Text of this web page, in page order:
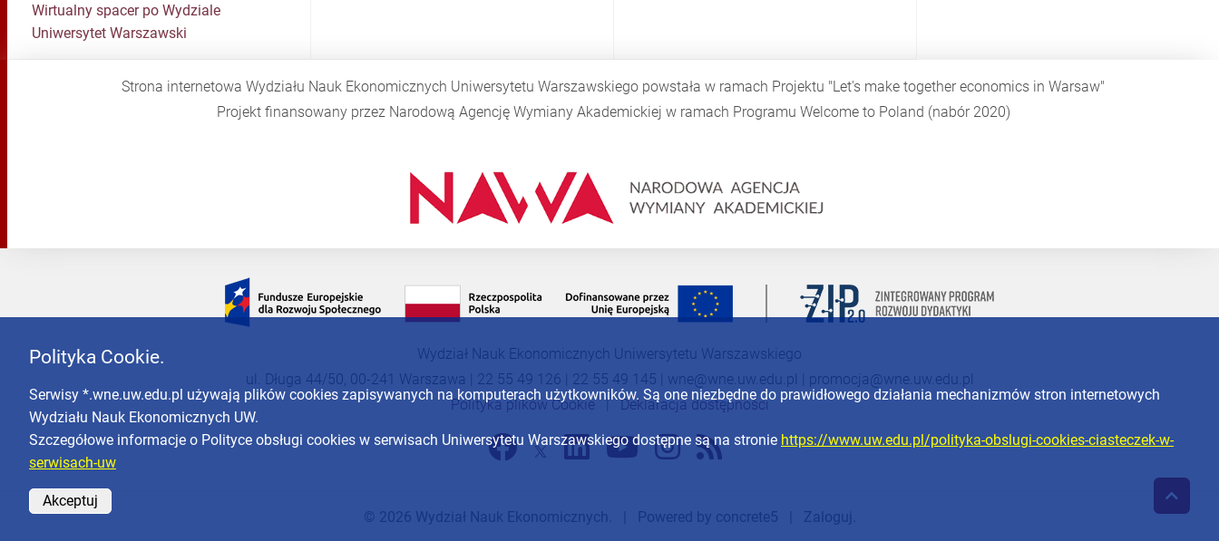
Wirtualny spacer po Wydziale
Uniwersytet Warszawski
Strona internetowa Wydziału Nauk Ekonomicznych Uniwersytetu Warszawskiego powstała w ramach Projektu "Let's make together economics in Warsaw"
Projekt finansowany przez Narodową Agencję Wymiany Akademickiej w ramach Programu Welcome to Poland (nabór 2020)
Wydział Nauk Ekonomicznych Uniwersytetu Warszawskiego
ul. Długa 44/50, 00-241 Warszawa | 22 55 49 126 | 22 55 49 145 | wne@wne.uw.edu.pl
promocja@wne.uw.edu.pl
Polityka plików Cookie|Deklaracja dostępności
Polityka Cookie.
Serwisy *.wne.uw.edu.pl używają plików cookies zapisywanych na komputerach użytkowników. Są one niezbędne do prawidłowego działania mechanizmów stron internetowych
Wydziału Nauk Ekonomicznych UW.
Szczegółowe informacje o Polityce obsługi cookies w serwisach Uniwersytetu Warszawskiego dostępne są na stronie https://www.uw.edu.pl/polityka-obslugi-cookies-ciasteczek-w-
serwisach-uw
Akceptuj
© 2026 Wydział Nauk Ekonomicznych . | Powered by concrete5 Zaloguj.